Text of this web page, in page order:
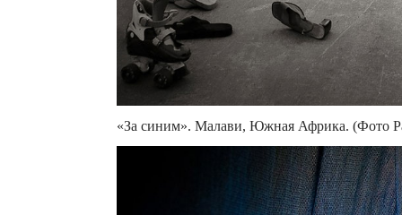
«За синим». Малави, Южная Африка. (Фото